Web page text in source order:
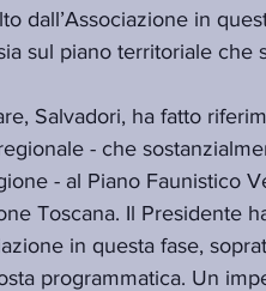
dall’Associazione in
sul piano territoriale che
Salvadori, ha fatto
- che
- al Piano Faunistico
Toscana. Il Presidente
in questa fase,
programmatica. Un